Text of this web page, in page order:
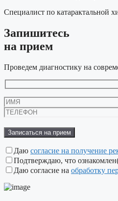
Специалист по катарактальной
Запишитесь
на прием
Проведем диагностику на
это
поле
пустым.
Даю согласие на получение
Подтверждаю, что
Даю согласие на обработку